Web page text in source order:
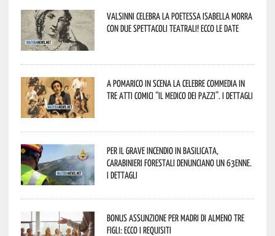
Valsinni celebra la poetessa Isabella Morra
con due spettacoli teatrali! Ecco le date
A Pomarico in scena la celebre commedia in
tre atti comici “Il medico dei pazzi”. I dettagli
Per il grave incendio in Basilicata,
Carabinieri forestali denunciano un 63enne.
I dettagli
Bonus assunzione per madri di almeno tre
figli: ecco i requisiti